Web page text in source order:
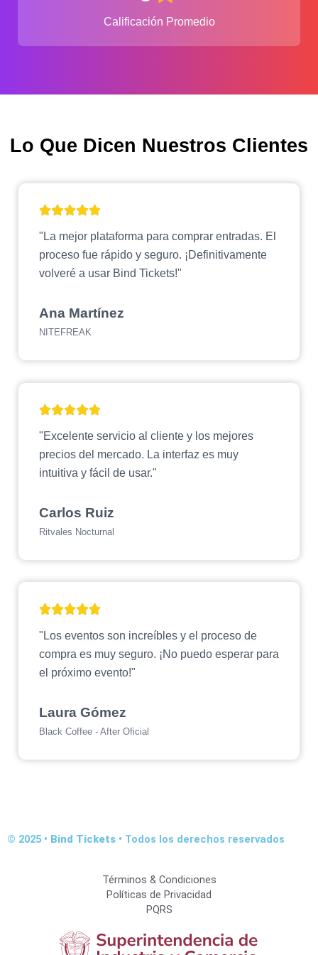
Calificación Promedio
Lo Que Dicen Nuestros Clientes
"La mejor plataforma para comprar entradas. El
proceso fue rápido y seguro. ¡Definitivamente
volveré a usar Bind Tickets!"
Ana Martínez
NITEFREAK
"Excelente servicio al cliente y los mejores
precios del mercado. La interfaz es muy
intuitiva y fácil de usar."
Carlos Ruiz
Ritvales Nocturnal
"Los eventos son increíbles y el proceso de
compra es muy seguro. ¡No puedo esperar para
el próximo evento!"
Laura Gómez
Black Coffee - After Oficial
© 2025 • Bind Tickets • Todos los derechos reservados
Términos & Condiciones
Políticas de Privacidad
PQRS